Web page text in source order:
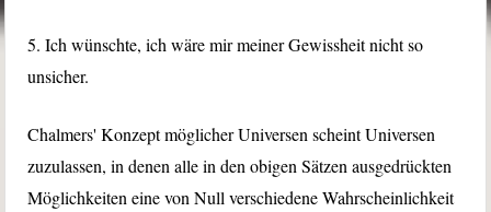
5. Ich wünschte, ich wäre mir meiner Gewissheit nicht so
unsicher.
Chalmers' Konzept möglicher Universen scheint Universen
zuzulassen, in denen alle in den obigen Sätzen ausgedrückten
Möglichkeiten eine von Null verschiedene Wahrscheinlichkeit